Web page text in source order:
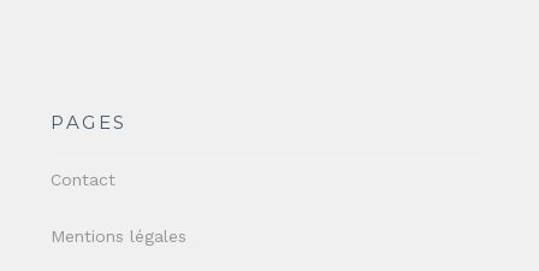
PAGES
Contact
Mentions légales